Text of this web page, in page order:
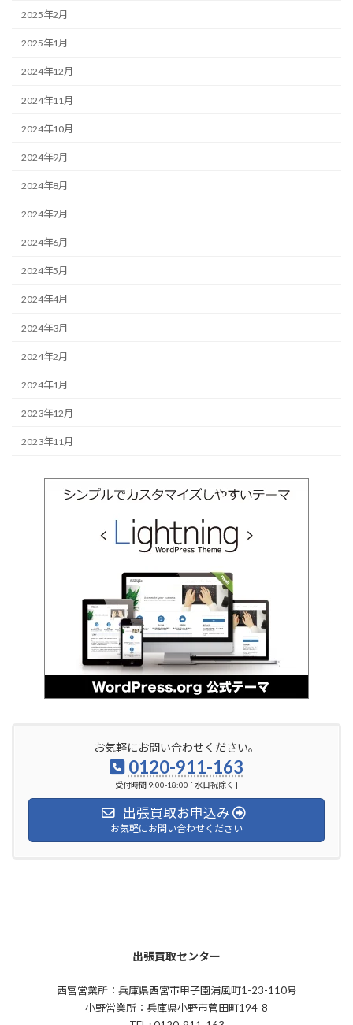
2025年2月
2025年1月
2024年12月
2024年11月
2024年10月
2024年9月
2024年8月
2024年7月
2024年6月
2024年5月
2024年4月
2024年3月
2024年2月
2024年1月
2023年12月
2023年11月
お気軽にお問い合わせください。
0120-911-163
受付時間 9:00-18:00 [ 水日祝除く ]
出張買取お申込み
お気軽にお問い合わせください
出張買取センター
西宮営業所：兵庫県西宮市甲子園浦風町1-23-110号
小野営業所：兵庫県小野市菅田町194-8